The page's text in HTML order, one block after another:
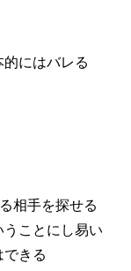
にはバレる
相手を探せる
ことにし易い
きる